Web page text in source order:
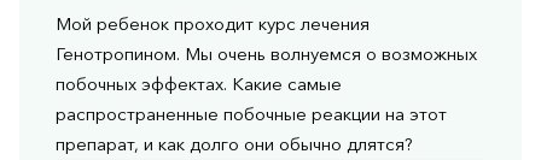
Мой ребенок проходит курс лечения
Генотропином. Мы очень волнуемся о возможных
побочных эффектах. Какие самые
распространенные побочные реакции на этот
препарат, и как долго они обычно длятся?